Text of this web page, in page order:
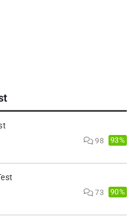
98 93%
73 90%